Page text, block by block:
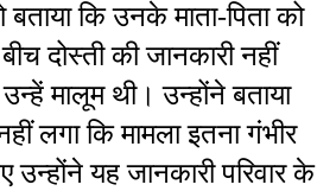
कि उनके माता-पिता को
दोस्ती की जानकारी नहीं
मालूम थी। उन्होंने बताया
लगा कि मामला इतना गंभीर
उन्होंने यह जानकारी परिवार के